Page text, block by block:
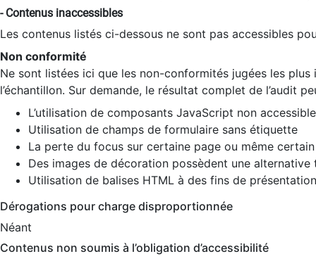
- Contenus inaccessibles
Les contenus listés ci-dessous ne sont pas accessibles
Non conformité
Ne sont listées ici que les non-conformités jugées les
l’échantillon. Sur demande, le résultat complet de l’audit
L’utilisation de composants JavaScript non
Utilisation de champs de formulaire sans étiquette
La perte du focus sur certaine page ou même
Des images de décoration possèdent une alternative
Utilisation de balises HTML à des fins de
Dérogations pour charge disproportionnée
Néant
Contenus non soumis à l’obligation d’accessibilité